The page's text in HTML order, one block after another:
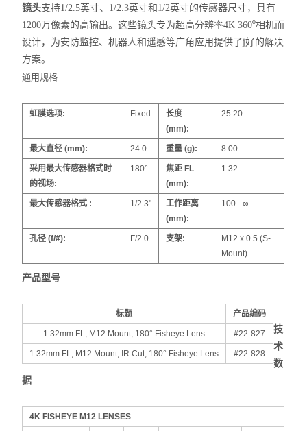
镜头支持1/2.5英寸、1/2.3英寸和1/2英寸的传感器尺寸，具有
1200万像素的高输出。这些镜头专为超高分辨率4K 360⁰相机而
设计，为安防监控、机器人和遥感等广角应用提供了j好的解决
方案。
通用规格
虹膜选项: Fixed
长度
(mm):
25.20
最大直径 (mm): 24.0 重量 (g): 8.00
采用最大传感器格式时
的视场:
180°
焦距 FL
(mm):
1.32
最大传感器格式 : 1/2.3"
工作距离
(mm):
100 - ∞
孔径 (f/#): F/2.0 支架:
M12 x 0.5 (S-
Mount)
产品型号
标题 产品编码
1.32mm FL, M12 Mount, 180° Fisheye Lens #22-827
1.32mm FL, M12 Mount, IR Cut, 180° Fisheye Lens #22-828
技
术
数
据
4K FISHEYE M12 LENSES